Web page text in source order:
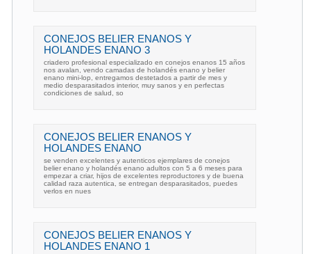
CONEJOS BELIER ENANOS Y
HOLANDES ENANO 3
criadero profesional especializado en conejos enanos 15 años
nos avalan, vendo camadas de holandés enano y belier
enano mini-lop, entregamos destetados a partir de mes y
medio desparasitados interior, muy sanos y en perfectas
condiciones de salud, so
CONEJOS BELIER ENANOS Y
HOLANDES ENANO
se venden excelentes y autenticos ejemplares de conejos
belier enano y holandés enano adultos con 5 a 6 meses para
empezar a criar, hijos de excelentes reproductores y de buena
calidad raza autentica, se entregan desparasitados, puedes
verlos en nues
CONEJOS BELIER ENANOS Y
HOLANDES ENANO 1